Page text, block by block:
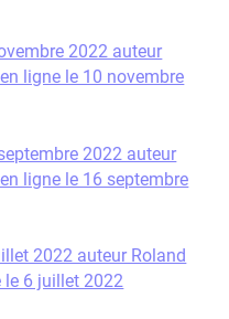
2022 auteur
ligne le 10 novembre
2022 auteur
ligne le 16 septembre
2022 auteur Roland
le 6 juillet 2022